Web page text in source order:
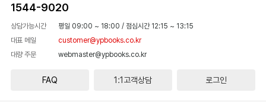
1544-9020
상담가능시간 평일 09:00 ~ 18:00 / 점심시간 12:15 ~ 13:15
대표 메일
customer@ypbooks.co.kr
대량 주문
webmaster@ypbooks.co.kr
FAQ 1:1고객상담 로그인